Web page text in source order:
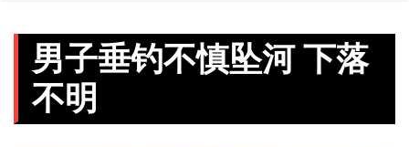
男子垂钓不慎坠河 下落
不明